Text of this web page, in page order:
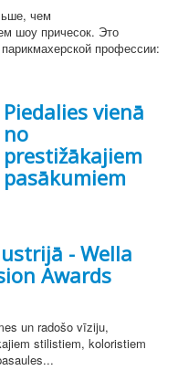
чем
шоу причесок. Это
профессии:
Piedalies vienā
no
prestižākajiem
pasākumiem
- Wella
Awards
un radošo vīziju,
stilistiem, koloristiem